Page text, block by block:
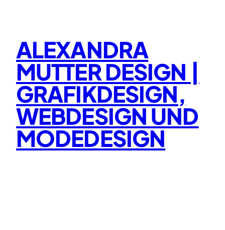
ALEXANDRA
MUTTER DESIGN |
GRAFIKDESIGN,
WEBDESIGN UND
MODEDESIGN